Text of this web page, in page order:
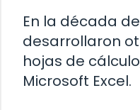
En la década de
desarrollaron
hojas de
Microsoft Excel.